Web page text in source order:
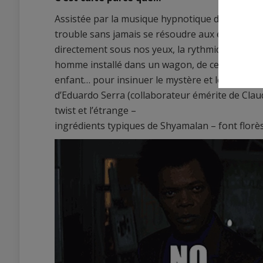
Assistée par la musique hypnotique de James
trouble sans jamais se résoudre aux effets
directement sous nos yeux, la rythmique des
homme installé dans un wagon, de ce même
enfant… pour insinuer le mystère et le
d’Eduardo Serra (collaborateur émérite de
twist et l’étrange –
ingrédients typiques de Shyamalan – font